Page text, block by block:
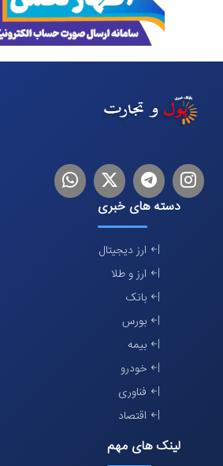
اینستاگرام
تلگرام توییترلینکدین
دسته های خبری
ارز دیجیتال
ارز و طلا
بانک
بورس
بیمه
خودرو
فناوری
اقتصاد
لینک های مهم